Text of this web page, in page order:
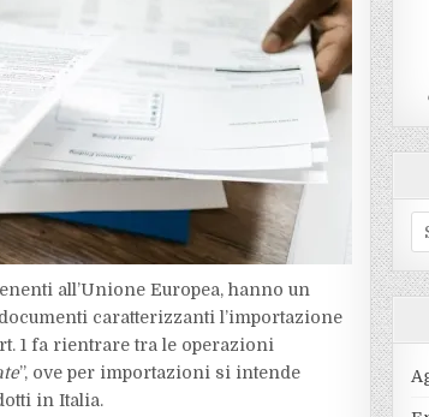
all’Unione Europea, hanno un
caratterizzanti l’importazione
1 fa rientrare tra le operazioni
”, ove per importazioni si intende
in Italia.